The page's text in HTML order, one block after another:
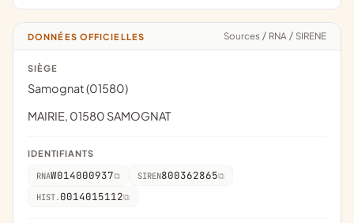
DONNÉES OFFICIELLES Sources / RNA / SIRENE
SIÈGE
Samognat (01580)
MAIRIE, 01580 SAMOGNAT
IDENTIFIANTS
RNAW014000937 SIREN800362865
HIST. 0014015112